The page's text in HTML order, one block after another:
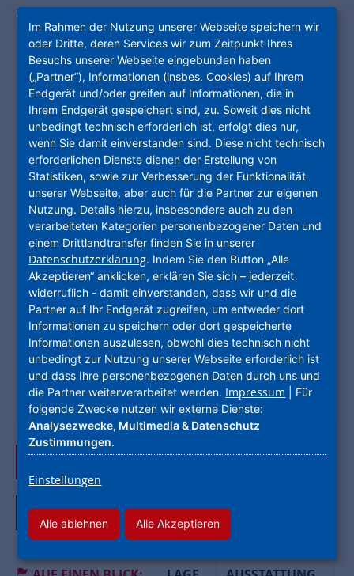
Goldsteinstraße 130,60528Frankfurt am Main
KOSTEN
Gesamtmiete
(brutto)
710,00 €
Kaution
1.420,00 €
GEBÄUDE
Baujahr
1971
Heizungsart
Fernwärme
Energieträger
Blockheizkraftwerk
Energieausweis
BEDARFSAUSWEIS
KLASSE A
43.00 kWh/(m²*a)
DATEN
Typ
Etagenwohnung
Wohnfläche
19,24 m²
Zimmer
1
Etage
1
Verfügbar ab
15.10.2026
Alle Bilder ansehen
Im Rahmen der Nutzung unserer Webseite speichern wir
oder Dritte, deren Services wir zum Zeitpunkt Ihres
Besuchs unserer Webseite eingebunden haben
(„Partner“), Informationen (insbes. Cookies) auf Ihrem
Endgerät und/oder greifen auf Informationen, die in
Ihrem Endgerät gespeichert sind, zu. Soweit dies nicht
unbedingt technisch erforderlich ist, erfolgt dies nur,
wenn Sie damit einverstanden sind. Diese nicht technisch
erforderlichen Dienste dienen der Erstellung von
Statistiken, sowie zur Verbesserung der Funktionalität
unserer Webseite, aber auch für die Partner zur eigenen
Nutzung. Details hierzu, insbesondere auch zu den
verarbeiteten Kategorien personenbezogener Daten und
einem Drittlandtransfer finden Sie in unserer
Datenschutzerklärung. Indem Sie den Button „Alle
Akzeptieren“ anklicken, erklären Sie sich – jederzeit
widerruflich - damit einverstanden, dass wir und die
Partner auf Ihr Endgerät zugreifen, um entweder dort
Informationen zu speichern oder dort gespeicherte
Informationen auszulesen, obwohl dies technisch nicht
unbedingt zur Nutzung unserer Webseite erforderlich ist
und dass Ihre personenbezogenen Daten durch uns und
die Partner weiterverarbeitet werden. Impressum | Für
folgende Zwecke nutzen wir externe Dienste:
Analysezwecke, Multimedia & Datenschutz
Zustimmungen.
Einstellungen
Alle ablehnen Alle Akzeptieren